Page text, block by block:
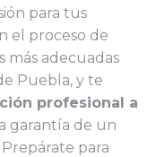
para tus
el proceso de
más adecuadas
Puebla, y te
profesional a
garantía de un
para